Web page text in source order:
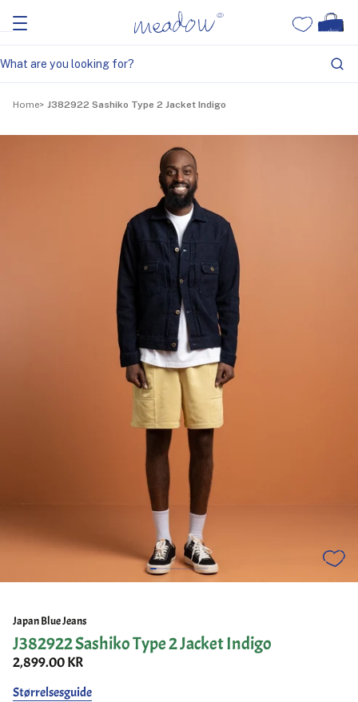
Home J382922 Sashiko Type 2 Jacket Indigo
Japan Blue Jeans
J382922 Sashiko Type 2 Jacket Indigo
2,899.00 KR
Størrelsesguide